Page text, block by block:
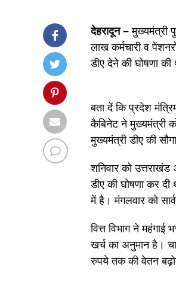
देहरादून –मुख्यमंत्री
लाख कर्मचारी व
डीए देने की घोषणा
बता दें कि प्रदेश
कैबिनेट ने मुख्यमंत्री
मुख्यमंत्री डीए की
शनिवार को उत्तराखंड
डीए की घोषणा कर
में है। मंगलवार को
वित्त विभाग ने
खर्च का अनुमान है।
रुपये तक की वेतन